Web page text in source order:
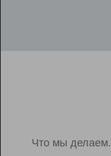
Что мы делаем.